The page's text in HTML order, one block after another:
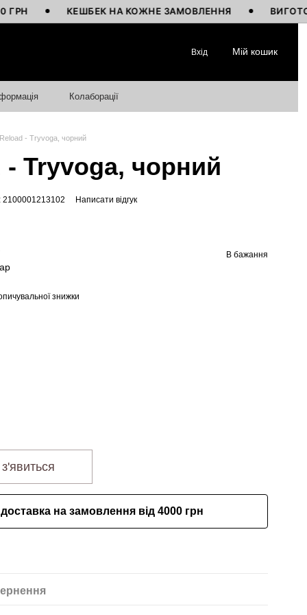
КЕШБЕК НА КОЖНЕ ЗАМОВЛЕННЯ
Вхід Мій кошик
Колаборації
Reload - Tryvoga, чорний
- Tryvoga, чорний
2100001213102 Написати відгук
В бажання
знижки
на замовлення від 4000 грн